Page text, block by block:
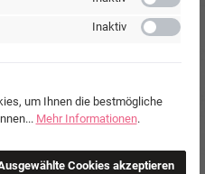
Inaktiv
um Ihnen die bestmögliche
Mehr Informationen.
Cookies akzeptieren